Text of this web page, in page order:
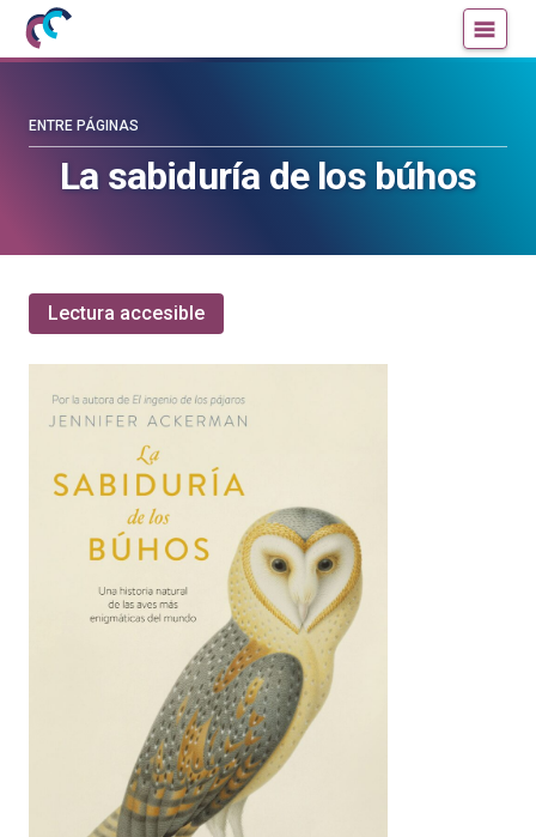
Mujeres
con
UPV/EHU
blog
UPV/EHU
La sabiduría de los búhos
ENTRE PÁGINAS
Lectura accesible